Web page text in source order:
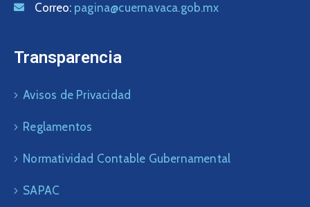
Correo: pagina@cuernavaca.gob.mx
Transparencia
Avisos de Privacidad
Reglamentos
Normatividad Contable Gubernamental
SAPAC